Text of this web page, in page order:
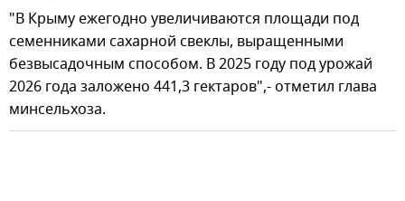
"В Крыму ежегодно увеличиваются площади под
семенниками сахарной свеклы, выращенными
безвысадочным способом. В 2025 году под урожай
2026 года заложено 441,3 гектаров",- отметил глава
минсельхоза.